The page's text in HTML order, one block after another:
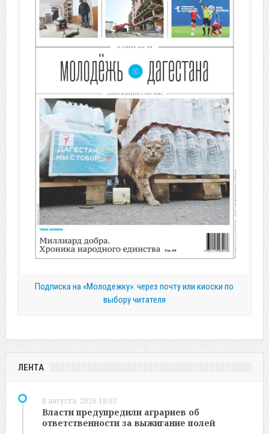
Подписка на «Молодежку»: через почту или киоски по
выбору читателя
ЛЕНТА
8 августа, 2026 18:02
Власти предупредили аграриев об
ответственности за выжигание полей